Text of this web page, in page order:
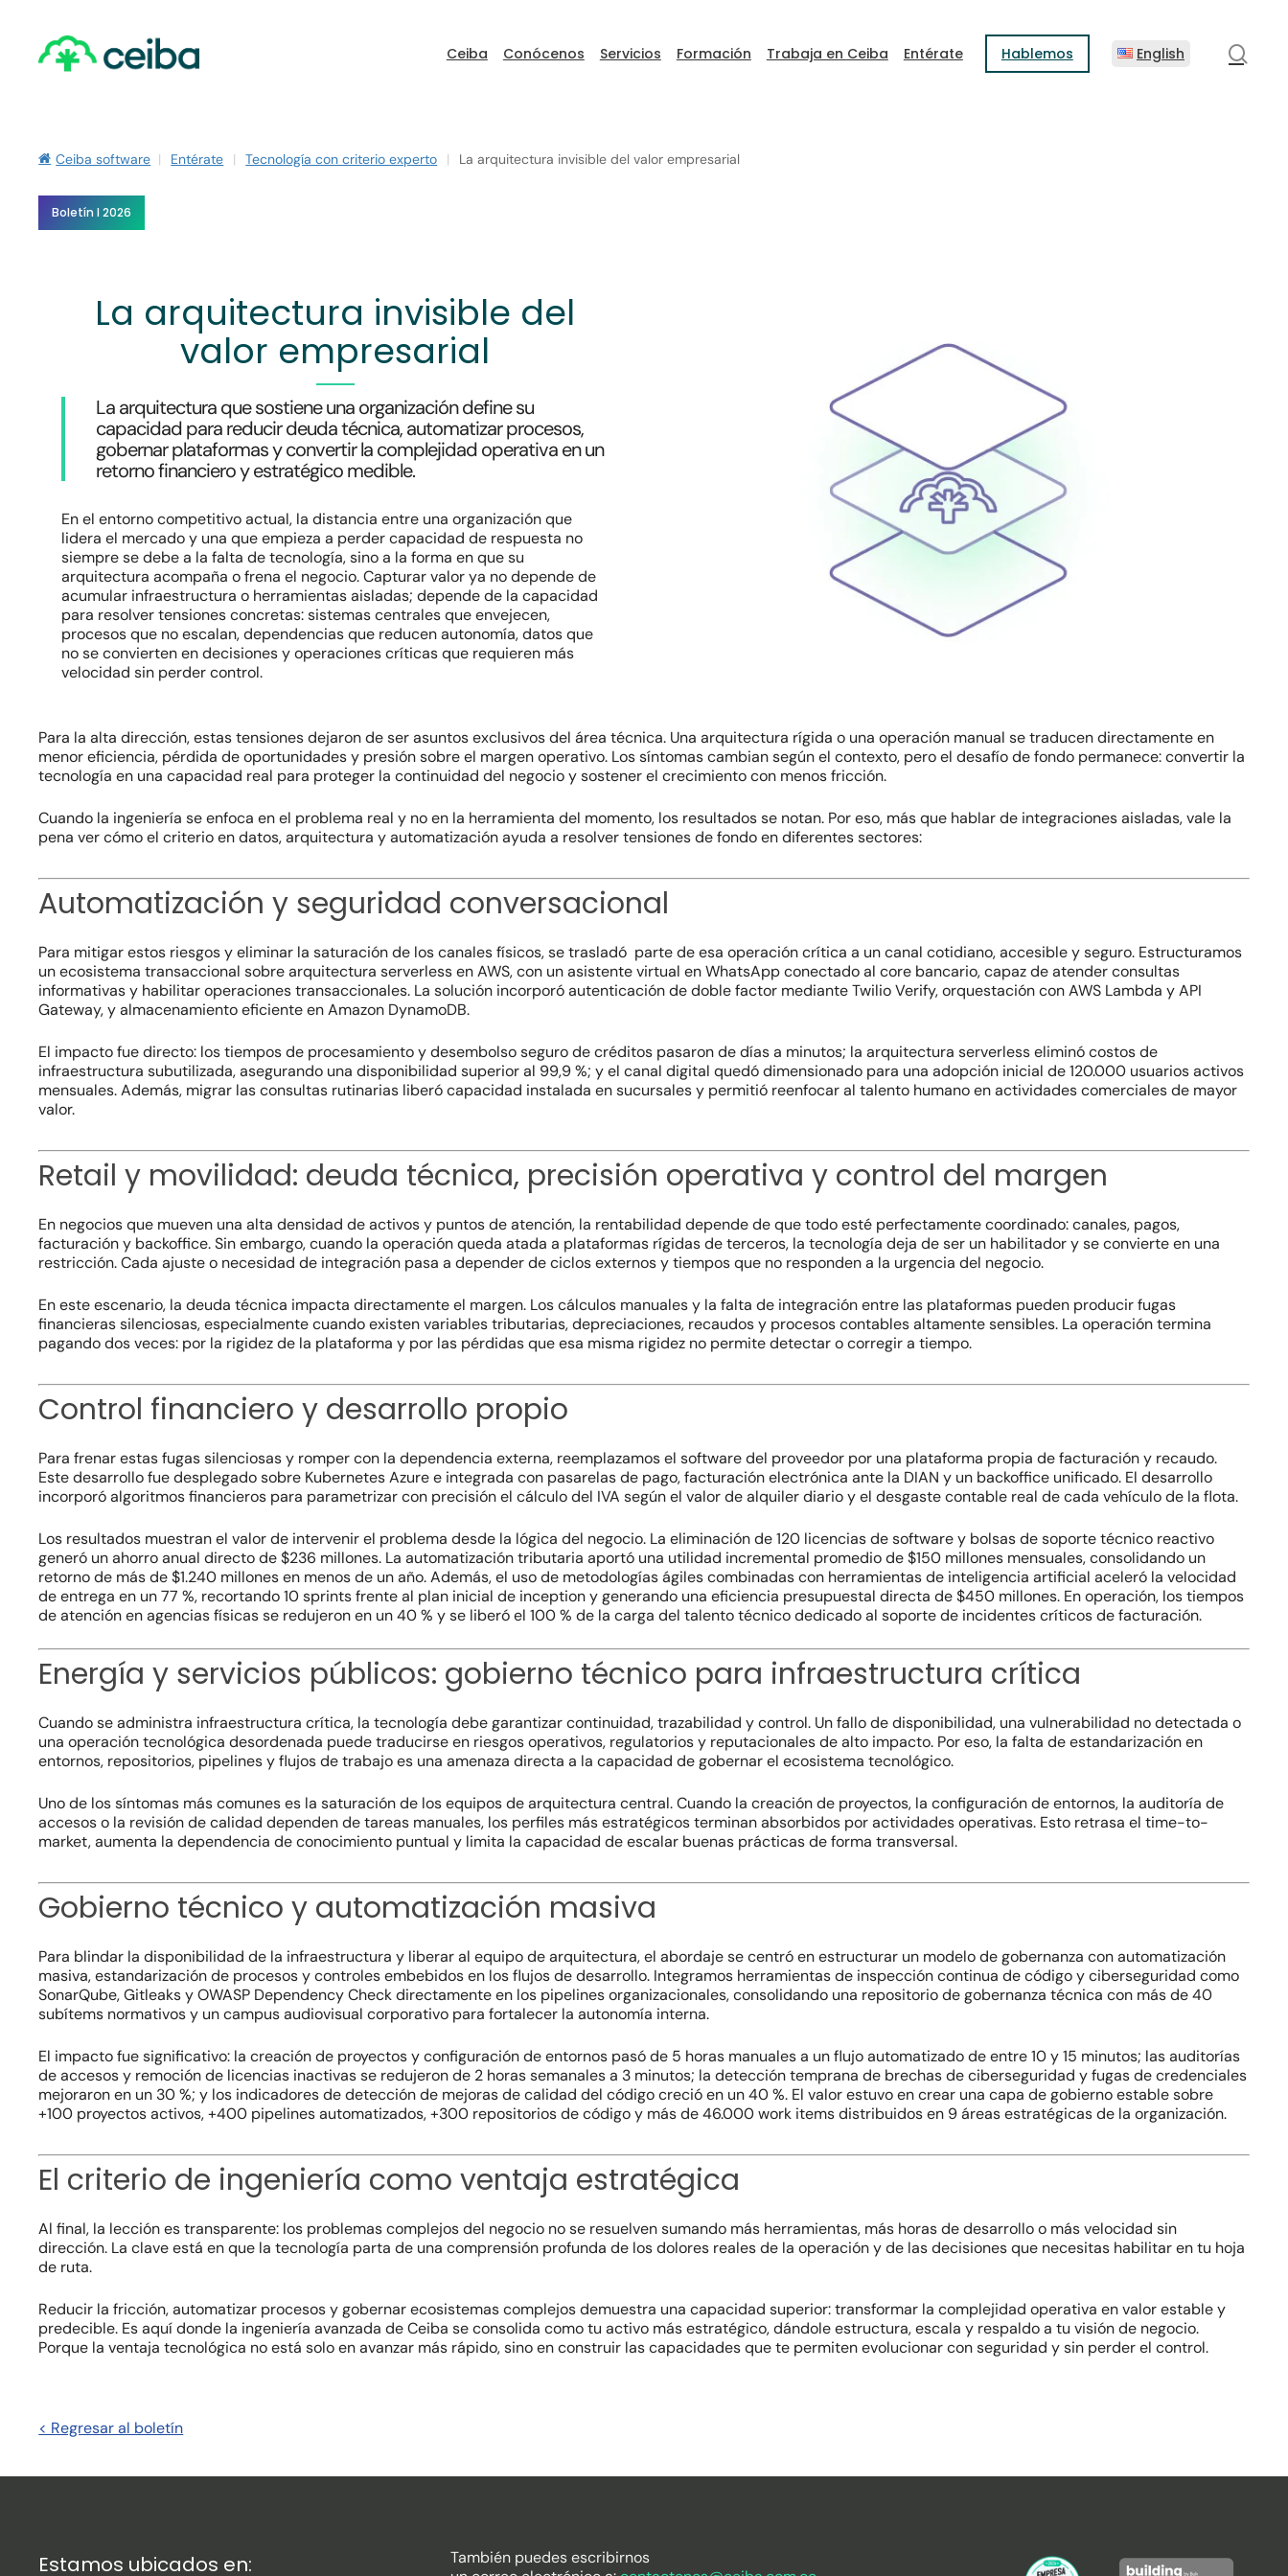
content
Hit enter to search or ESC to close
Ceiba Conócenos Servicios Formación Trabaja en Ceiba Entérate Hablemos English
Ceiba software | Entérate | Tecnología con criterio experto | La arquitectura invisible del valor empresarial
Boletín I 2026
La arquitectura invisible del
valor empresarial
La arquitectura que sostiene una organización define su
capacidad para reducir deuda técnica, automatizar procesos,
gobernar plataformas y convertir la complejidad operativa en un
retorno financiero y estratégico medible.
En el entorno competitivo actual, la distancia entre una organización que
lidera el mercado y una que empieza a perder capacidad de respuesta no
siempre se debe a la falta de tecnología, sino a la forma en que su
arquitectura acompaña o frena el negocio. Capturar valor ya no depende de
acumular infraestructura o herramientas aisladas; depende de la capacidad
para resolver tensiones concretas: sistemas centrales que envejecen,
procesos que no escalan, dependencias que reducen autonomía, datos que
no se convierten en decisiones y operaciones críticas que requieren más
velocidad sin perder control.
Para la alta dirección, estas tensiones dejaron de ser asuntos exclusivos del área técnica. Una arquitectura rígida o una operación manual se traducen directamente en
menor eficiencia, pérdida de oportunidades y presión sobre el margen operativo. Los síntomas cambian según el contexto, pero el desafío de fondo permanece: convertir la
tecnología en una capacidad real para proteger la continuidad del negocio y sostener el crecimiento con menos fricción.
Cuando la ingeniería se enfoca en el problema real y no en la herramienta del momento, los resultados se notan. Por eso, más que hablar de integraciones aisladas, vale la
pena ver cómo el criterio en datos, arquitectura y automatización ayuda a resolver tensiones de fondo en diferentes sectores:
Automatización y seguridad conversacional
Para mitigar estos riesgos y eliminar la saturación de los canales físicos, se trasladó parte de esa operación crítica a un canal cotidiano, accesible y seguro. Estructuramos
un ecosistema transaccional sobre arquitecturaserverlessen AWS, con un asistente virtual en WhatsApp conectado alcore bancario, capaz de atender consultas
informativas y habilitar operaciones transaccionales. La solución incorporó autenticación de doble factor mediante Twilio Verify, orquestación con AWS Lambda y API
Gateway, y almacenamiento eficiente en Amazon DynamoDB.
El impacto fue directo: los tiempos de procesamiento y desembolso seguro de créditos pasaron de días a minutos; la arquitecturaserverlesseliminó costos de
infraestructura subutilizada, asegurando una disponibilidad superior al 99,9 %; y el canal digital quedó dimensionado para una adopción inicial de 120.000 usuarios activos
mensuales. Además, migrar las consultas rutinarias liberó capacidad instalada en sucursales y permitió reenfocar al talento humano en actividades comerciales de mayor
valor.
Retail y movilidad: deuda técnica, precisión operativa y control del margen
En negocios que mueven una alta densidad de activos y puntos de atención, la rentabilidad depende de que todo esté perfectamente coordinado: canales, pagos,
facturación y backoffice. Sin embargo, cuando la operación queda atada a plataformas rígidas de terceros, la tecnología deja de ser un habilitador y se convierte en una
restricción. Cada ajuste o necesidad de integración pasa a depender de ciclos externos y tiempos que no responden a la urgencia del negocio.
En este escenario, la deuda técnica impacta directamente el margen. Los cálculos manuales y la falta de integración entre las plataformas pueden producir fugas
financieras silenciosas, especialmente cuando existen variables tributarias, depreciaciones, recaudos y procesos contables altamente sensibles. La operación termina
pagando dos veces: por la rigidez de la plataforma y por las pérdidas que esa misma rigidez no permite detectar o corregir a tiempo.
Control financiero y desarrollo propio
Para frenar estas fugas silenciosas y romper con la dependencia externa, reemplazamos el software del proveedor por una plataforma propia de facturación y recaudo.
Este desarrollo fue desplegado sobre Kubernetes Azure e integrada con pasarelas de pago, facturación electrónica ante la DIAN y un backoffice unificado. El desarrollo
incorporó algoritmos financieros para parametrizar con precisión el cálculo del IVA según el valor de alquiler diario y el desgaste contable real de cada vehículo de la flota.
Los resultados muestran el valor de intervenir el problema desde la lógica del negocio. La eliminación de 120 licencias de software y bolsas de soporte técnico reactivo
generó un ahorro anual directo de $236 millones. La automatización tributaria aportó una utilidad incremental promedio de $150 millones mensuales, consolidando un
retorno de más de $1.240 millones en menos de un año. Además, el uso de metodologías ágiles combinadas con herramientas de inteligencia artificial aceleró la velocidad
de entrega en un 77 %, recortando 10 sprints frente al plan inicial de inception y generando una eficiencia presupuestal directa de $450 millones. En operación, los tiempos
de atención en agencias físicas se redujeron en un 40 % y se liberó el 100 % de la carga del talento técnico dedicado al soporte de incidentes críticos de facturación.
Energía y servicios públicos: gobierno técnico para infraestructura crítica
Cuando se administra infraestructura crítica, la tecnología debe garantizar continuidad, trazabilidad y control. Un fallo de disponibilidad, una vulnerabilidad no detectada o
una operación tecnológica desordenada puede traducirse en riesgos operativos, regulatorios y reputacionales de alto impacto. Por eso, la falta de estandarización en
entornos, repositorios, pipelinesy flujos de trabajo es una amenaza directa a la capacidad de gobernar el ecosistema tecnológico.
Uno de los síntomas más comunes es la saturación de los equipos de arquitectura central. Cuando la creación de proyectos, la configuración de entornos, la auditoría de
accesos o la revisión de calidad dependen de tareas manuales, los perfiles más estratégicos terminan absorbidos por actividades operativas. Esto retrasa eltime-to-
market, aumenta la dependencia de conocimiento puntual y limita la capacidad de escalar buenas prácticas de forma transversal.
Gobierno técnico y automatización masiva
Para blindar la disponibilidad de la infraestructura y liberar al equipo de arquitectura, el abordaje se centró en estructurar un modelo de gobernanza con automatización
masiva, estandarización de procesos y controles embebidos en los flujos de desarrollo. Integramos herramientas de inspección continua de código y ciberseguridad como
SonarQube, Gitleaks y OWASP Dependency Check directamente en los pipelinesorganizacionales, consolidando una repositorio de gobernanza técnica con más de 40
subítems normativos y un campus audiovisual corporativo para fortalecer la autonomía interna.
El impacto fue significativo: la creación de proyectos y configuración de entornos pasó de 5 horas manuales a un flujo automatizado de entre 10 y 15 minutos; las auditorías
de accesos y remoción de licencias inactivas se redujeron de 2 horas semanales a 3 minutos; la detección temprana de brechas de ciberseguridad y fugas de credenciales
mejoraron en un 30 %; y los indicadores de detección de mejoras de calidad del código creció en un 40 %. El valor estuvo en crear una capa de gobierno estable sobre
+100 proyectos activos, +400 pipelinesautomatizados, +300 repositorios de código y más de 46.000work itemsdistribuidos en 9 áreas estratégicas de la organización.
El criterio de ingeniería como ventaja estratégica
Al final, la lección es transparente: los problemas complejos del negocio no se resuelven sumando más herramientas, más horas de desarrollo o más velocidad sin
dirección. La clave está en que la tecnología parta de una comprensión profunda de los dolores reales de la operación y de las decisiones que necesitas habilitar en tu hoja
de ruta.
Reducir la fricción, automatizar procesos y gobernar ecosistemas complejos demuestra una capacidad superior: transformar la complejidad operativa en valor estable y
predecible. Es aquí donde la ingeniería avanzada de Ceiba se consolida como tu activo más estratégico, dándole estructura, escala y respaldo a tu visión de negocio.
Porque la ventaja tecnológica no está solo en avanzar más rápido, sino en construir las capacidades que te permiten evolucionar con seguridad y sin perder el control.
< Regresar al boletín
Estamos ubicados en:
También puedes escribirnos